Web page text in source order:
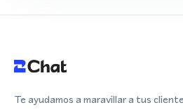
Te ayudamos a maravillar a tus